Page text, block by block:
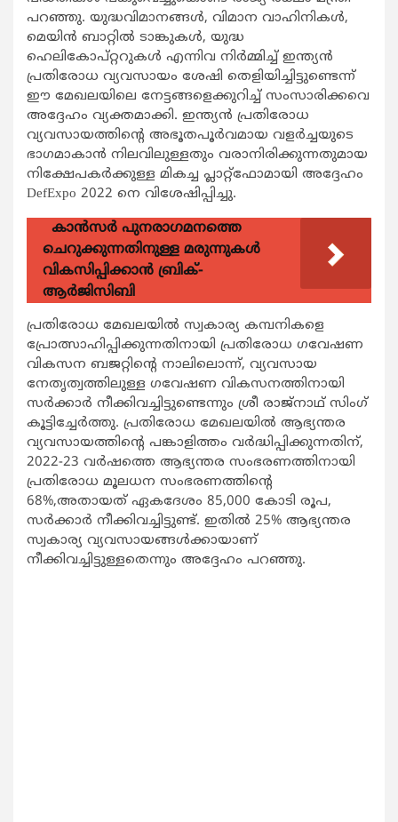
പറഞ്ഞു. യുദ്ധവിമാനങ്ങൾ, വിമാന വാഹിനികൾ,
മെയിൻ ബാറ്റിൽ ടാങ്കുകൾ, യുദ്ധ
ഹെലികോപ്റ്ററുകൾ എന്നിവ നിർമ്മിച്ച് ഇന്ത്യൻ
പ്രതിരോധ വ്യവസായം ശേഷി തെളിയിച്ചിട്ടുണ്ടെന്ന്
ഈ മേഖലയിലെ നേട്ടങ്ങളെക്കുറിച്ച് സംസാരിക്കവെ
അദ്ദേഹം വ്യക്തമാക്കി. ഇന്ത്യൻ പ്രതിരോധ
വ്യവസായത്തിന്റെ അഭൂതപൂർവമായ വളർച്ചയുടെ
ഭാഗമാകാൻ നിലവിലുള്ളതും വരാനിരിക്കുന്നതുമായ
നിക്ഷേപകർക്കുള്ള മികച്ച പ്ലാറ്റ്‌ഫോമായി അദ്ദേഹം
DefExpo 2022 നെ വിശേഷിപ്പിച്ചു.
കാന്‍സര്‍ പുനരാഗമനത്തെ
ചെറുക്കുന്നതിനുള്ള മരുന്നുകള്‍
വികസിപ്പിക്കാന്‍ ബ്രിക്-
ആര്‍ജിസിബി
പ്രതിരോധ മേഖലയിൽ സ്വകാര്യ കമ്പനികളെ
പ്രോത്സാഹിപ്പിക്കുന്നതിനായി പ്രതിരോധ ഗവേഷണ
വികസന ബജറ്റിന്റെ നാലിലൊന്ന്, വ്യവസായ
നേതൃത്വത്തിലുള്ള ഗവേഷണ വികസനത്തിനായി
സർക്കാർ നീക്കിവച്ചിട്ടുണ്ടെന്നും ശ്രീ രാജ്‌നാഥ് സിംഗ്
കൂട്ടിച്ചേർത്തു. പ്രതിരോധ മേഖലയിൽ ആഭ്യന്തര
വ്യവസായത്തിന്റെ പങ്കാളിത്തം വർദ്ധിപ്പിക്കുന്നതിന്,
2022-23 വർഷത്തെ ആഭ്യന്തര സംഭരണത്തിനായി
പ്രതിരോധ മൂലധന സംഭരണത്തിന്റെ
68%,അതായത് ഏകദേശം 85,000 കോടി രൂപ,
സർക്കാർ നീക്കിവച്ചിട്ടുണ്ട്. ഇതിൽ 25% ആഭ്യന്തര
സ്വകാര്യ വ്യവസായങ്ങൾക്കായാണ്
നീക്കിവച്ചിട്ടുള്ളതെന്നും അദ്ദേഹം പറഞ്ഞു.